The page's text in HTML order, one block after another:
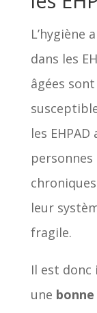
L’hygiène
dans les
âgées
les
leur
fragile.
Il est
une